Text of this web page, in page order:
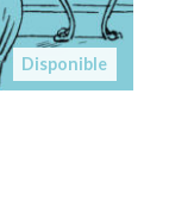
Disponible